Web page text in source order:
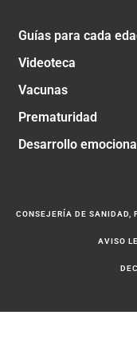
Guías para cada
Videoteca
Vacunas
Prematuridad
Desarrollo emocional
CONSEJERÍA DE SANIDAD,
AVISO